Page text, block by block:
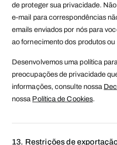
de proteger sua privacidade.
e-mail para correspondências
emails enviados por nós para
ao fornecimento dos produtos
Desenvolvemos uma política
preocupações de privacidade
informações, consulte nossa
nossa Política de Cookies.
13. Restrições de